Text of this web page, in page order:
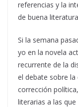
referencias y la
de buena
Si la semana
yo en la novela
recurrente de la
el debate sobre la
corrección
literarias a las que